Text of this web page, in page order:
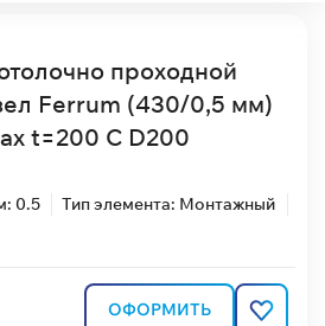
проходной
Ferrum (430/0,5 мм)
t=200 C D200
0.5
Тип элемента: Монтажный
ОФОРМИТЬ